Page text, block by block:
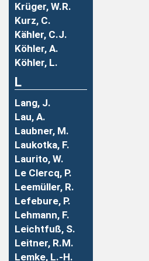
Krüger, W.R.
Kurz, C.
Kähler, C.J.
Köhler, A.
Köhler, L.
L
Lang, J.
Lau, A.
Laubner, M.
Laukotka, F.
Laurito, W.
Le Clercq, P.
Leemüller, R.
Lefebure, P.
Lehmann, F.
Leichtfuß, S.
Leitner, R.M.
Lemke, L.-H.